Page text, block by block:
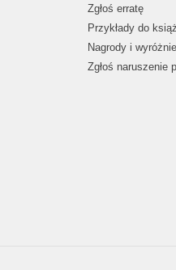
Zgłoś erratę
Przykłady do
Nagrody i
Zgłoś naruszenie